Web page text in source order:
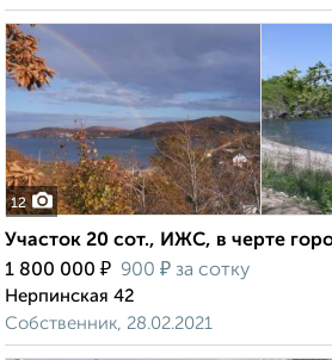
12
Участок 20 сот., ИЖС, в черте
1 800 000 ₽ 900 ₽ за сотку
Нерпинская 42
Собственник, 28.02.2021